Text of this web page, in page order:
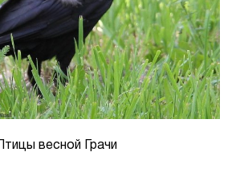
Птицы весной Грачи